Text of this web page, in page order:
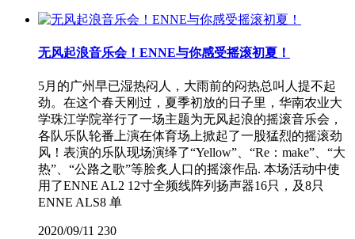
无风起浪音乐会！ENNE与你感受摇滚初夏！
5月的广州早已湿热闷人，大雨前的闷热总叫人提不起
劲。在这个春天刚过，夏季初放的日子里，华南农业大
学珠江学院举行了一场主题为无风起浪的摇滚音乐会，
各队乐队轮番上演在体育场上掀起了一股猛烈的摇滚劲
风！表演的乐队现场演绎了“Yellow”、“Re：make”、“大
热”、“公路之歌”等脍炙人口的摇滚作品. 本场活动中使
用了ENNE AL2 12寸全频线阵列扬声器16只，及8只
ENNE ALS8 单
2020/09/11 230